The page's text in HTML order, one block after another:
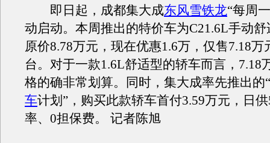
即日起，成都集大成东风雪铁龙“每周
动启动。本周推出的特价车为C21.6L手动
原价8.78万元，现在优惠1.6万，仅售7.18万
台。对于一款1.6L舒适型的轿车而言，7.18
格的确非常划算。同时，集大成率先推出的
车计划”，购买此款轿车首付3.59万元，日
率、0担保费。 记者陈旭